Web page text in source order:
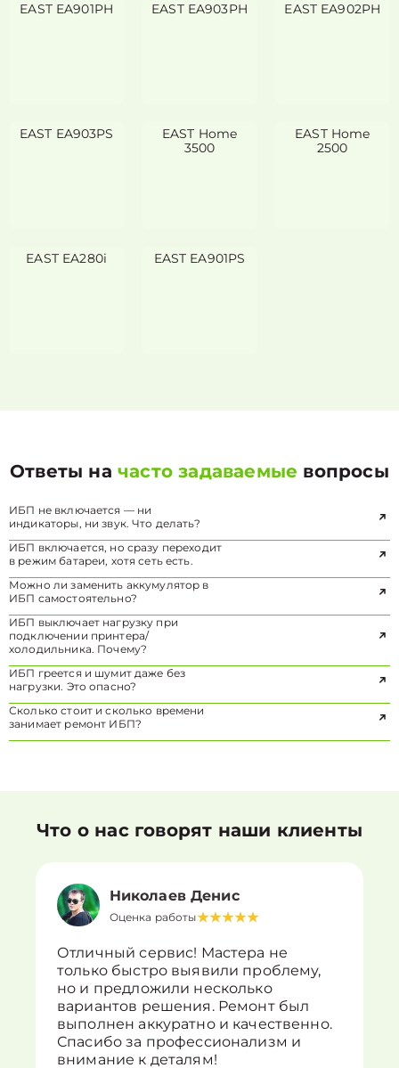
EAST EA901PH EAST EA903PH EAST EA902PH
EAST EA903PS
EAST Home
3500
EAST Home
2500
EAST EA280i EAST EA901PS
Ответы начасто задаваемые вопросы
ИБП не включается — ни
индикаторы, ни звук. Что делать?
ИБП включается, но сразу переходит
в режим батареи, хотя сеть есть.
Можно ли заменить аккумулятор в
ИБП самостоятельно?
ИБП выключает нагрузку при
подключении принтера/
холодильника. Почему?
ИБП греется и шумит даже без
нагрузки. Это опасно?
Сколько стоит и сколько времени
занимает ремонт ИБП?
Что о нас говорят наши клиенты
Николаев Денис
Оценка работы
Отличный сервис! Мастера не
только быстро выявили проблему,
но и предложили несколько
вариантов решения. Ремонт был
выполнен аккуратно и качественно.
Спасибо за профессионализм и
внимание к деталям!